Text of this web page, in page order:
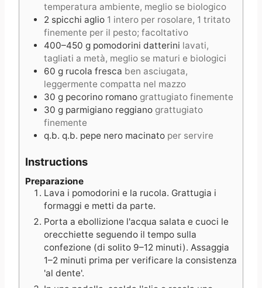
temperatura ambiente, meglio se biologico
2 spicchi aglio 1 intero per rosolare, 1 tritato
finemente per il pesto; facoltativo
400–450 g pomodorini datterini lavati,
tagliati a metà, meglio se maturi e biologici
60 g rucola fresca ben asciugata,
leggermente compatta nel mazzo
30 g pecorino romano grattugiato finemente
30 g parmigiano reggiano grattugiato
finemente
q.b. q.b. pepe nero macinato per servire
Instructions
Preparazione
Lava i pomodorini e la rucola. Grattugia i
formaggi e metti da parte.
Porta a ebollizione l'acqua salata e cuoci le
orecchiette seguendo il tempo sulla
confezione (di solito 9–12 minuti). Assaggia
1–2 minuti prima per verificare la consistenza
'al dente'.